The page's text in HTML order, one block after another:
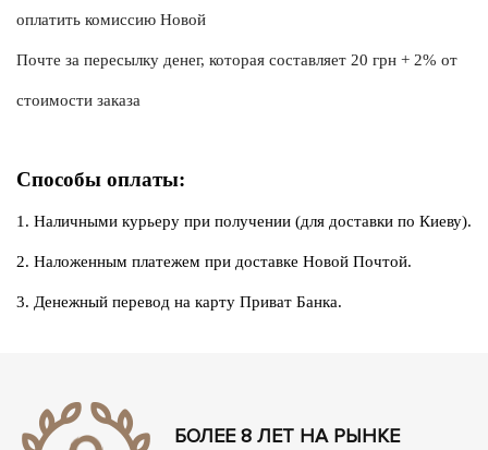
оплатить комиссию Новой
Почте за пересылку денег, которая составляет 20 грн + 2% от
стоимости заказа
Способы оплаты:
1. Наличными курьеру при получении (для доставки по Киеву).
2. Наложенным платежем при доставке Новой Почтой.
3. Денежный перевод на карту Приват Банка.
БОЛЕЕ 8 ЛЕТ НА РЫНКЕ